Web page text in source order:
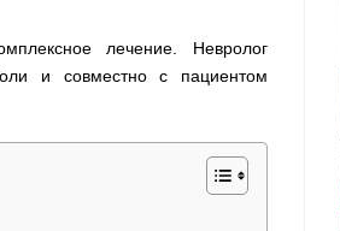
лечение. Невролог
и совместно с пациентом